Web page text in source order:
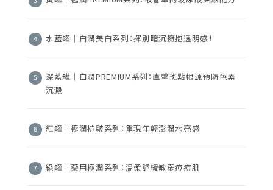
水藍罐｜白潤美白系列：揮別暗沉擁抱透明感！
深藍罐｜白潤PREMIUM系列：直擊斑點根源預防色素
沉澱
紅罐｜極潤抗皺系列：重現年輕澎潤水亮感
綠罐｜藥用極潤系列：溫柔舒緩敏弱痘痘肌